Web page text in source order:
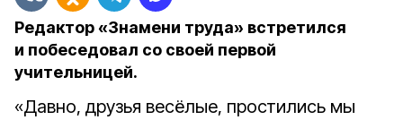
Редактор «Знамени труда» встретился
и побеседовал со своей первой
учительницей.
«Давно, друзья весёлые, простились мы